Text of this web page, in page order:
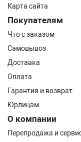
Карта сайта
Покупателям
Что с заказом
Самовывоз
Доставка
Оплата
Гарантия и возврат
Юрлицам
О компании
Перепродажа и